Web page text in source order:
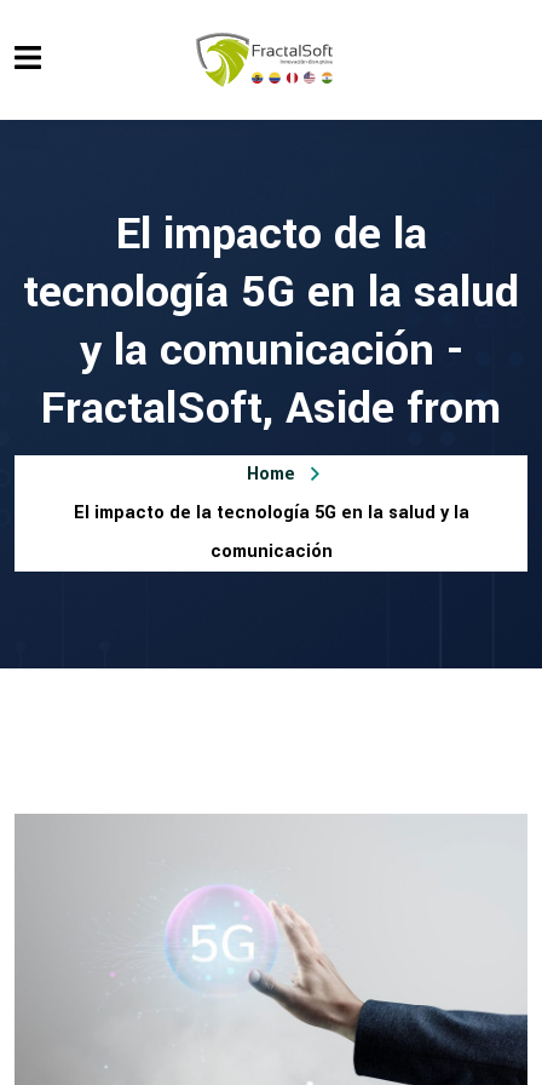
El impacto de la
tecnología 5G en la salud
y la comunicación -
FractalSoft, Aside from
Home
El impacto de la tecnología 5G en la salud y la
comunicación